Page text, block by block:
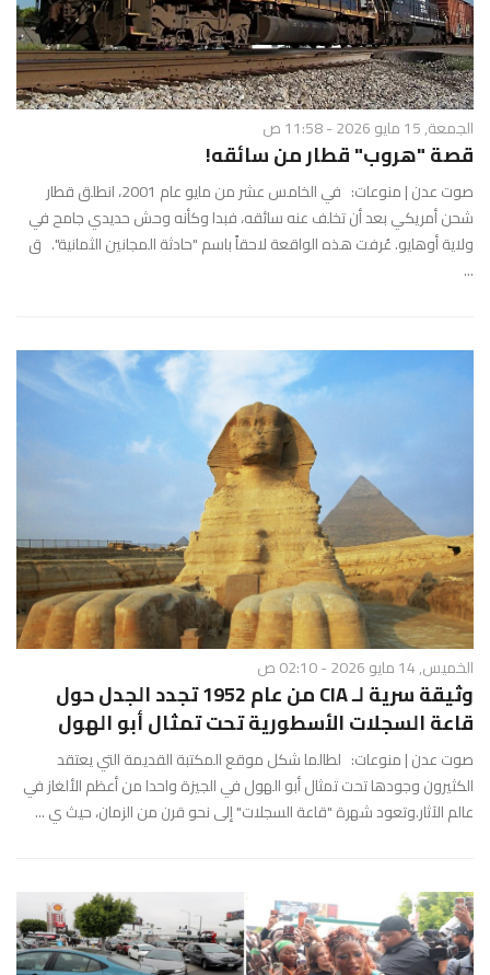
الجمعة, 15 مايو 2026 - 11:58 ص
قصة "هروب" قطار من سائقه!
صوت عدن | منوعات: في الخامس عشر من مايو عام 2001، انطلق قطار
شحن أمريكي بعد أن تخلف عنه سائقه، فبدا وكأنه وحش حديدي جامح في
ولاية أوهايو. عُرفت هذه الواقعة لاحقاً باسم "حادثة المجانين الثمانية". ق
...
الخميس, 14 مايو 2026 - 02:10 ص
وثيقة سرية لـ CIA من عام 1952 تجدد الجدل حول
قاعة السجلات الأسطورية تحت تمثال أبو الهول
صوت عدن | منوعات: لطالما شكل موقع المكتبة القديمة التي يعتقد
الكثيرون وجودها تحت تمثال أبو الهول في الجيزة واحدا من أعظم الألغاز في
عالم الآثار.وتعود شهرة "قاعة السجلات" إلى نحو قرن من الزمان، حيث ي ...